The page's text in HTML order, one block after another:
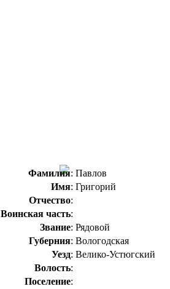
Фамилия: Павлов
Имя: Григорий
Отчество:
Воинская часть:
Звание: Рядовой
Губерния: Вологодская
Уезд: Велико-Устюгский
Волость:
Поселение: